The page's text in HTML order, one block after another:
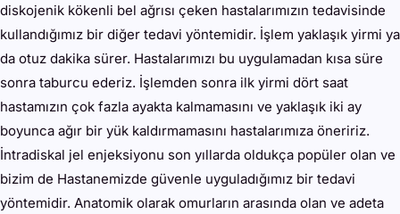
diskojenik kökenli bel ağrısı çeken hastalarımızın tedavisinde
kullandığımız bir diğer tedavi yöntemidir. İşlem yaklaşık yirmi ya
da otuz dakika sürer. Hastalarımızı bu uygulamadan kısa süre
sonra taburcu ederiz. İşlemden sonra ilk yirmi dört saat
hastamızın çok fazla ayakta kalmamasını ve yaklaşık iki ay
boyunca ağır bir yük kaldırmamasını hastalarımıza öneririz.
İntradiskal jel enjeksiyonu son yıllarda oldukça popüler olan ve
bizim de Hastanemizde güvenle uyguladığımız bir tedavi
yöntemidir. Anatomik olarak omurların arasında olan ve adeta